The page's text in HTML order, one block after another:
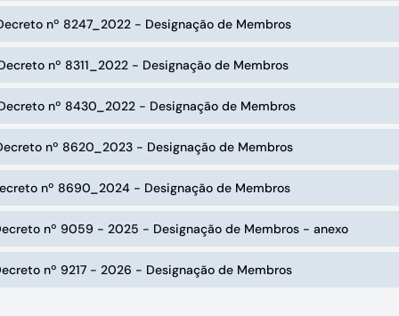
nº 8247_2022 - Designação de Membros
nº 8311_2022 - Designação de Membros
nº 8430_2022 - Designação de Membros
nº 8620_2023 - Designação de Membros
nº 8690_2024 - Designação de Membros
nº 9059 - 2025 - Designação de Membros - anexo
nº 9217 - 2026 - Designação de Membros